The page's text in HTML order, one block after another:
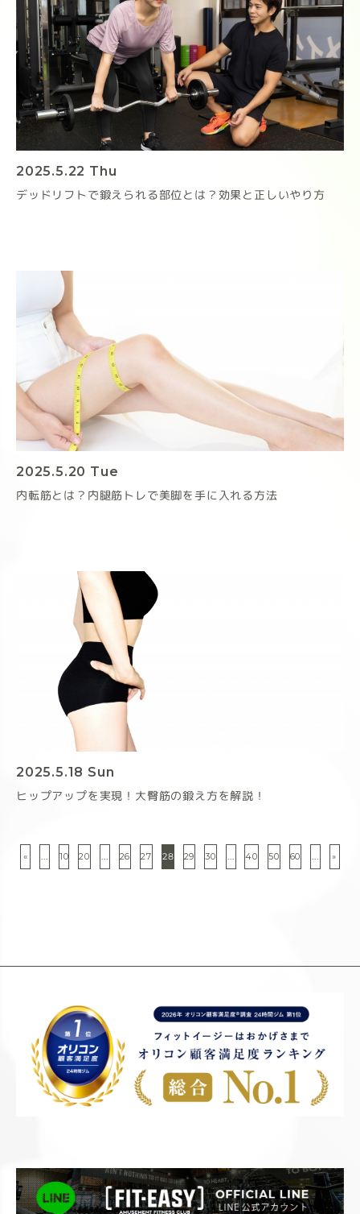
2025.5.22 Thu
デッドリフトで鍛えられる部位とは？効果と正しいやり方
2025.5.20 Tue
内転筋とは？内腿筋トレで美脚を手に入れる方法
2025.5.18 Sun
ヒップアップを実現！大臀筋の鍛え方を解説！
« ... 10 20 ... 26 27 28 29 30 ... 40 50 60 ... »